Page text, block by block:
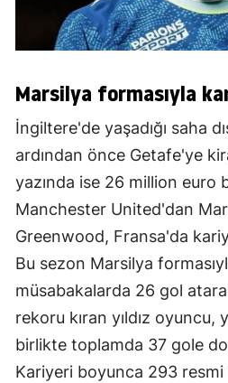
Marsilya formasıyla
İngiltere'de yaşadığı saha
ardından önce Getafe'ye
yazında ise 26 million euro
Manchester United'dan
Greenwood, Fransa'da
Bu sezon Marsilya
müsabakalarda 26 gol
rekoru kıran yıldız oyuncu,
birlikte toplamda 37 gole
Kariyeri boyunca 293 resmi